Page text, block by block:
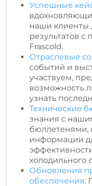
Успешные
наши клиенты
результатов
Frascold.
Отраслевые
событий и
участвуем,
возможность
узнать
Технические
знания с
информации
холодильного
Обновления
обеспечения: